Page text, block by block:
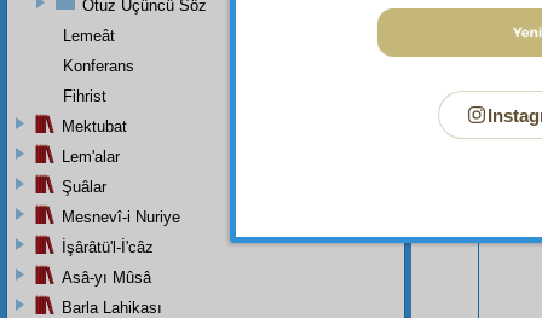
Bu
Otuz Üçüncü Söz
Lemeât
Konferans
Fihrist
Mektubat
Lem'alar
Şuâlar
Mesnevî-i Nuriye
İşârâtü'l-İ'câz
Asâ-yı Mûsâ
Barla Lahikası